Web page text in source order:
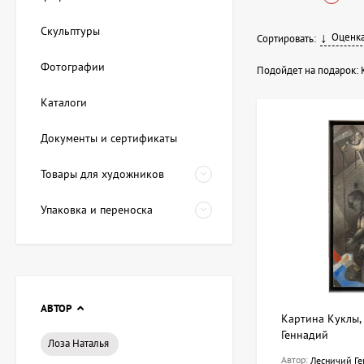
Тематика и
Красивая
оттенки, для
купить
красивая
подарок
ArtDom
пожеланием. На
Сортировать:
Подойдет на подарок:
Картина
Геннадий
Автор: Лесничий
Скульптуры
Фотографии
Каталоги
Документы и сертификаты
Товары для художников
Упаковка и переноска
АВТОР
Лоза Наталья